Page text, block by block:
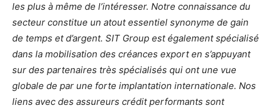
les plus à même de l’intéresser. Notre connaissance du
secteur constitue un atout essentiel synonyme de gain
de temps et d’argent. SIT Group est également spécialisé
dans la mobilisation des créances export en s’appuyant
sur des partenaires très spécialisés qui ont une vue
globale de par une forte implantation internationale. Nos
liens avec des assureurs crédit performants sont